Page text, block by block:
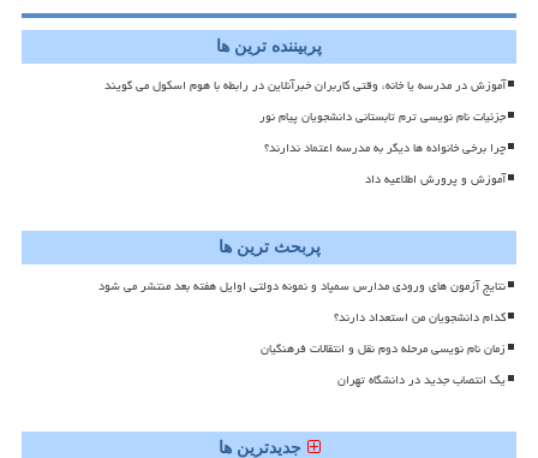
پربیننده ترین ها
آموزش در مدرسه یا خانه، وقتی کاربران خبرآنلاین در رابطه با هوم اسکول می گویند
جزئیات نام نویسی ترم تابستانی دانشجویان پیام نور
چرا برخی خانواده ها دیگر به مدرسه اعتماد ندارند؟
آموزش و پرورش اطلاعیه داد
پربحث ترین ها
نتایج آزمون های ورودی مدارس سمپاد و نمونه دولتی اوایل هفته بعد منتشر می شود
کدام دانشجویان من استعداد دارند؟
زمان نام نویسی مرحله دوم نقل و انتقالات فرهنگیان
یک انتصاب جدید در دانشگاه تهران
جدیدترین ها